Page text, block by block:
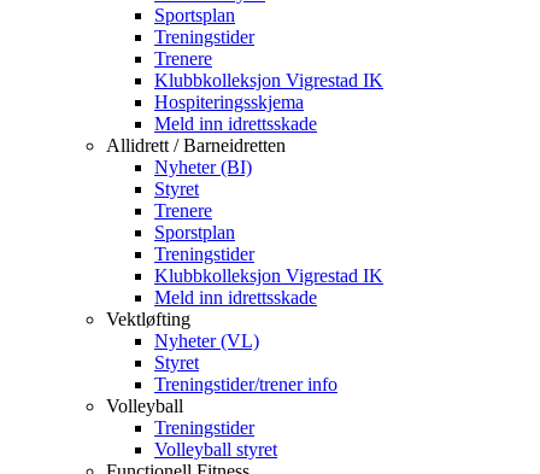
Sportsplan
Treningstider
Trenere
Klubbkolleksjon Vigrestad IK
Hospiteringsskjema
Meld inn idrettsskade
Allidrett / Barneidretten
Nyheter (BI)
Styret
Trenere
Sporstplan
Treningstider
Klubbkolleksjon Vigrestad IK
Meld inn idrettsskade
Vektløfting
Nyheter (VL)
Styret
Treningstider/trener info
Volleyball
Treningstider
Volleyball styret